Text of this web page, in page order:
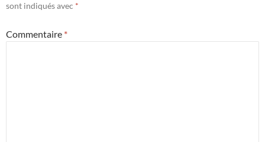
sont indiqués avec *
Commentaire *